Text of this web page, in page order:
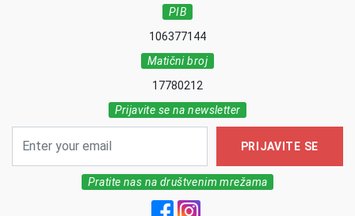
PIB
106377144
Matični broj
17780212
Prijavite se na newsletter
PRIJAVITE SE
Pratite nas na društvenim mrežama